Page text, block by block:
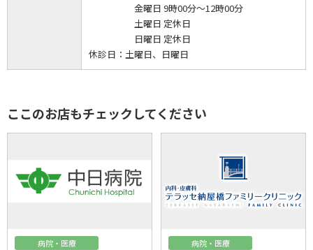
金曜日 9時00分～12時00分
土曜日 定休日
日曜日 定休日
休診日： 土曜日、日曜日
ここのお店もチェックしてください
病院・医療 病院・医療